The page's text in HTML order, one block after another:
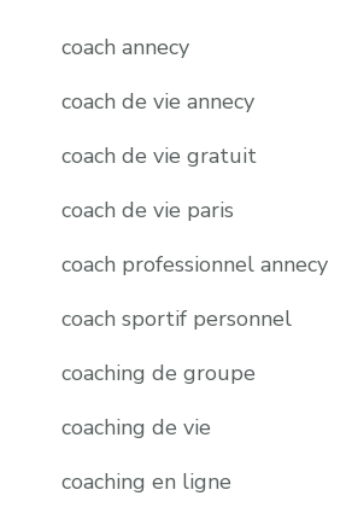
coach annecy
coach de vie annecy
coach de vie gratuit
coach de vie paris
coach professionnel annecy
coach sportif personnel
coaching de groupe
coaching de vie
coaching en ligne